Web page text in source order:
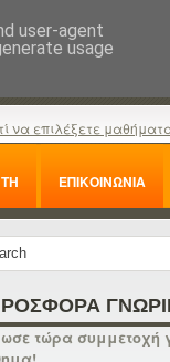
να επιλέξετε
ΕΠΙΚΟΙΝΩΝΙΑ
τώρα συμμετοχή
user-agent
usage